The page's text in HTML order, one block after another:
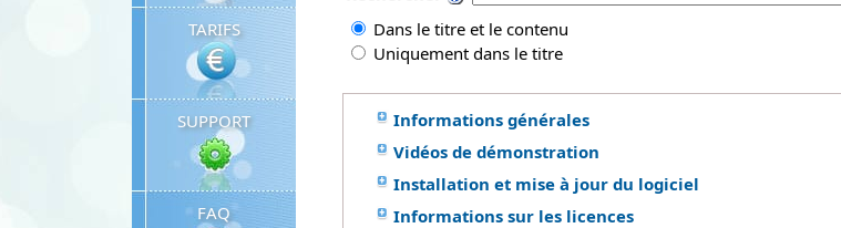
TARIFS
SUPPORT
FAQ
Dans le titre et le contenu
Uniquement dans le titre
Informations générales
Vidéos de démonstration
Installation et mise à jour du logiciel
Informations sur les licences